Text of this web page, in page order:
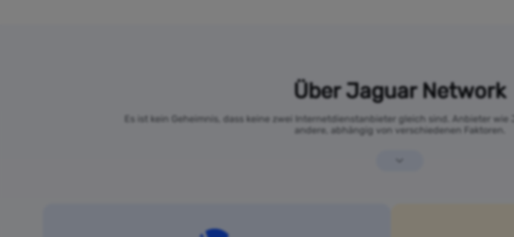
Über Jaguar Network
Es ist kein Geheimnis, dass keine zwei Internetdienstanbieter gleich sind. Anbieter
andere, abhängig von verschiedenen Faktoren.